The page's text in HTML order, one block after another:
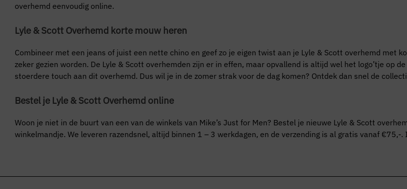
overhemd eenvoudig online.
Lyle & Scott Overhemd korte mouw heren
Combineer met een jeans of juist een nette chino en geef zo je eigen twist aan je Lyle & Scott overhemd met
zeker gezien worden. De Lyle & Scott overhemden zijn er in effen, maar opvallend is altijd wel het logo’tje op
stoerdere touch aan dit overhemd. Dus wil je in de zomer strak voor de dag komen? Ontdek dan snel de
Bestel je Lyle & Scott Overhemd online
Woon je niet in de buurt van een van de winkels van Mike’s Just for Men? Bestel je nieuwe Lyle & Scott
winkelmandje. We leveren razendsnel, altijd binnen 1 – 3 werkdagen, en de verzending is al gratis vanaf €75,-.